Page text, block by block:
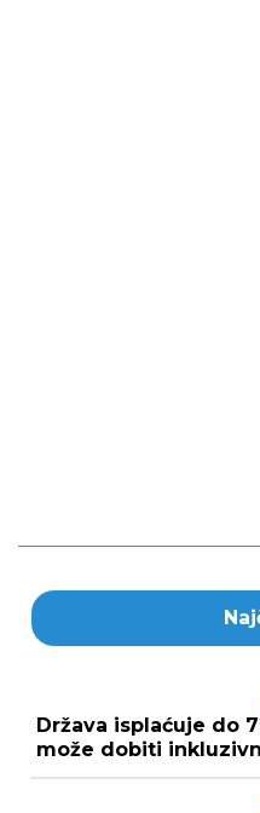
Država isplaćuje do
može dobiti